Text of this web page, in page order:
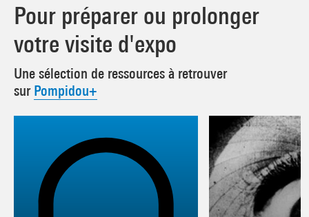
Pour préparer ou prolonger
votre visite d'expo
Une sélection de ressources à retrouver
sur Pompidou+